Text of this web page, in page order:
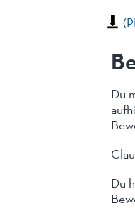
Du
Du